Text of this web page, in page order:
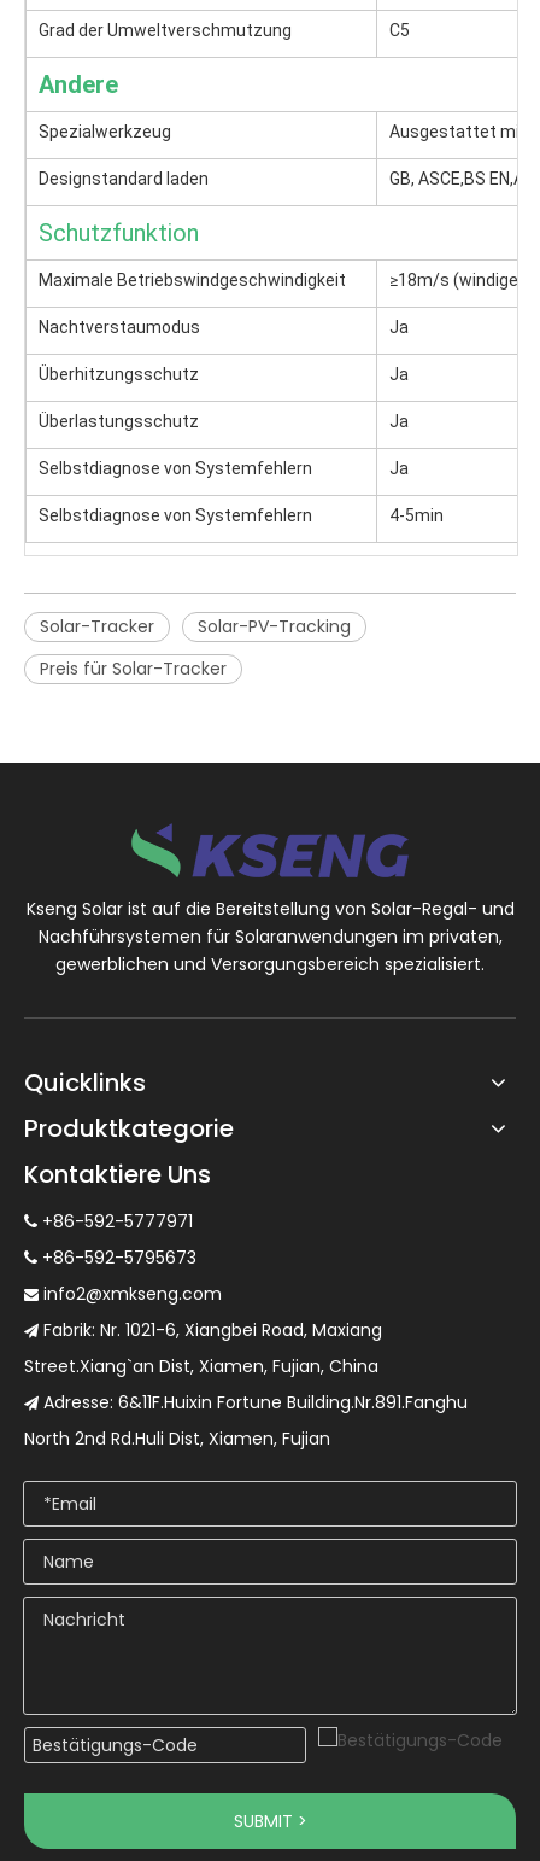
Grad der Umweltverschmutzung C5
Andere
Spezialwerkzeug Ausgestattet mit
Designstandard laden GB, ASCE,BS
Schutzfunktion
Maximale Betriebswindgeschwindigkeit ≥18m/s (windiges
Nachtverstaumodus Ja
Überhitzungsschutz Ja
Überlastungsschutz Ja
Selbstdiagnose von Systemfehlern Ja
Selbstdiagnose von Systemfehlern 4-5min
Solar-Tracker
Solar-PV-Tracking
Preis für Solar-Tracker
Kseng Solar ist auf die Bereitstellung von Solar-Regal- und
Nachführsystemen für Solaranwendungen im privaten,
gewerblichen und Versorgungsbereich spezialisiert.
Quicklinks
Produktkategorie
Kontaktiere Uns
 +86-592-5777971
 +86-592-5795673
 info2@xmkseng.com
 Fabrik: Nr. 1021-6, Xiangbei Road, Maxiang
Street.Xiang`an Dist, Xiamen, Fujian, China
 Adresse: 6&11F.Huixin Fortune Building.Nr.891.Fanghu
North 2nd Rd.Huli Dist, Xiamen, Fujian
SUBMIT >